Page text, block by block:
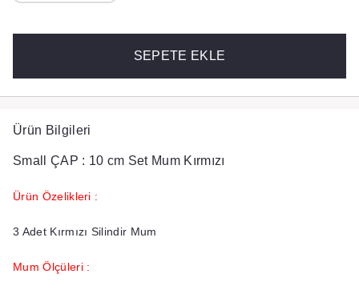
SEPETE EKLE
Ürün Bilgileri
Small ÇAP : 10 cm Set Mum Kırmızı
Ürün Özelikleri :
3 Adet Kırmızı Silindir Mum
Mum Ölçüleri :